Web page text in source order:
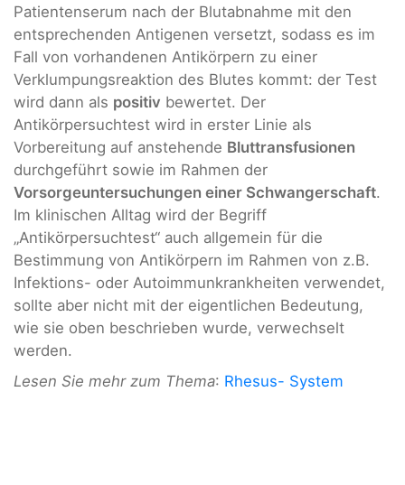
Patientenserum nach der Blutabnahme mit den
entsprechenden Antigenen versetzt, sodass es im
Fall von vorhandenen Antikörpern zu einer
Verklumpungsreaktion des Blutes kommt: der Test
wird dann als positiv bewertet. Der
Antikörpersuchtest wird in erster Linie als
Vorbereitung auf anstehende Bluttransfusionen
durchgeführt sowie im Rahmen der
Vorsorgeuntersuchungen einer Schwangerschaft.
Im klinischen Alltag wird der Begriff
„Antikörpersuchtest“ auch allgemein für die
Bestimmung von Antikörpern im Rahmen von z.B.
Infektions- oder Autoimmunkrankheiten verwendet,
sollte aber nicht mit der eigentlichen Bedeutung,
wie sie oben beschrieben wurde, verwechselt
werden.
Lesen Sie mehr zum Thema: Rhesus- System